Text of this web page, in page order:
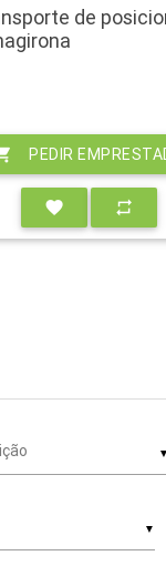
de
PEDIR
favorite repeat
▼
▼